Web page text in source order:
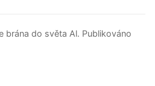
brána do světa Al. Publikováno